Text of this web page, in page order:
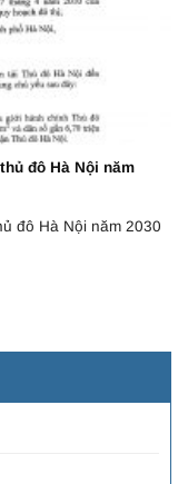
đô Hà Nội năm
đô Hà Nội năm 2030